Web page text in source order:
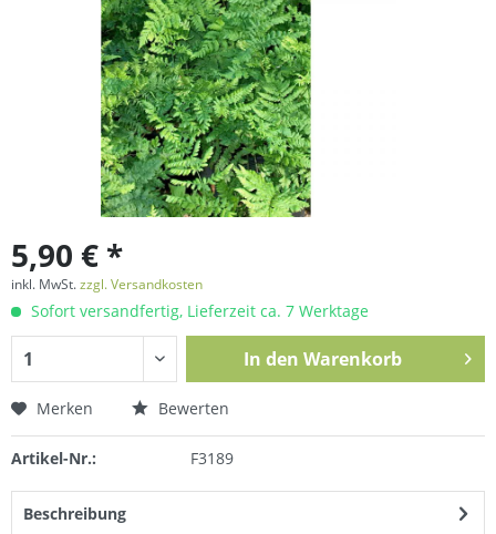
5,90 € *
inkl. MwSt.zzgl. Versandkosten
Sofort versandfertig, Lieferzeit ca. 7 Werktage
In den Warenkorb
Merken Bewerten
Artikel-Nr.: F3189
Beschreibung